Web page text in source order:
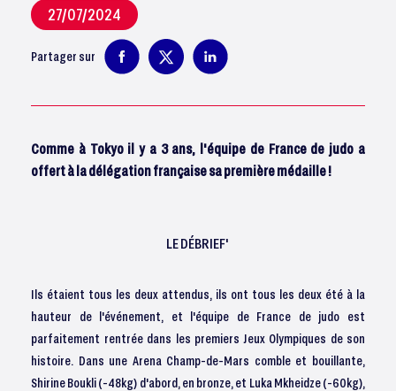
27/07/2024
Partager sur
Comme à Tokyo il y a 3 ans, l'équipe de France de judo a
offert à la délégation française sa première médaille !
LE DÉBRIEF'
Ils étaient tous les deux attendus, ils ont tous les deux été à la
hauteur de l'événement, et l'équipe de France de judo est
parfaitement rentrée dans les premiers Jeux Olympiques de son
histoire. Dans une Arena Champ-de-Mars comble et bouillante,
Shirine Boukli (-48kg) d'abord, en bronze, et Luka Mkheidze (-60kg),